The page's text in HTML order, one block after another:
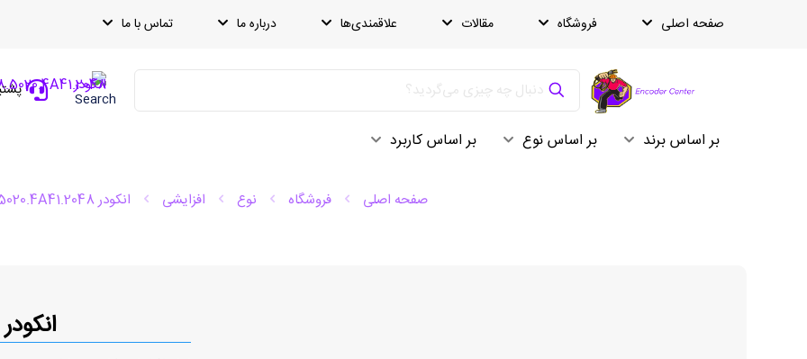
صفحه اصلی فروشگاه مقالات علاقمندی‌ها درباره ما تماس با ما
Search
بر اساس برند بر اساس نوع بر اساس کاربرد
صفحه اصلی فروشگاه نوع افزایشی انکودر 8.5020.4A41.2048
انکودر 8.5020.4A41.2048